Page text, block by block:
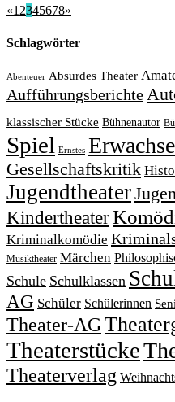
«12345678»
Schlagwörter
Abenteuer Absurdes Theater
Aufführungsberichte
klassischer Stücke Bühnenautor
Spiel Ernstes
Gesellschaftskritik
Jugendtheater
Kindertheater
Kriminalkomödie
Musiktheater Märchen
Schule Schulklassen
AG Schüler Schülerinnen
Theater-AG
Theaterstücke
Theaterverlag